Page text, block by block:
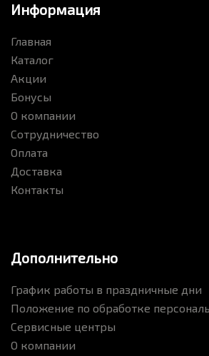
Информация
Главная
Каталог
Акции
Бонусы
О компании
Сотрудничество
Оплата
Доставка
Контакты
Дополнительно
График работы в праздничные дни
Положение по обработке
Сервисные центры
О компании